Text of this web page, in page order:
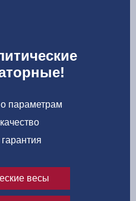
параметрам
весы